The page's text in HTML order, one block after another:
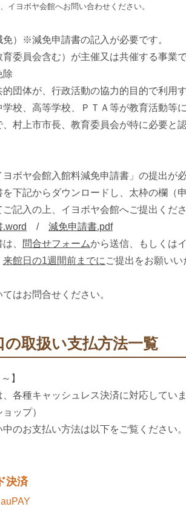
イヨボヤ会館へお問い合わせください。
免）※減免申請書の記入が必要です。
育委員会含む）が主催又は共催する事業
除
的団体が、行政活動の協力的目的で利
学校、高等学校、ＰＴＡ等が教育活動
、村上市市長、教育委員会が特に必要
ヨボヤ会館入館料減免申請書」の提出が
を下記からダウンロードし、太枠の欄（
ご記入の上、イヨボヤ会館へご提出くだ
.word
/ 減免申請書.pdf
、
問合せフォームから送信、もしくは
来館日の1週間前までに ご提出をお願い
はお問合せください。
の取扱い支払方法一覧
】
、各種キャッシュレス決済に対応してい
ップ）
中のお支払い方法は以下をご覧ください
決済